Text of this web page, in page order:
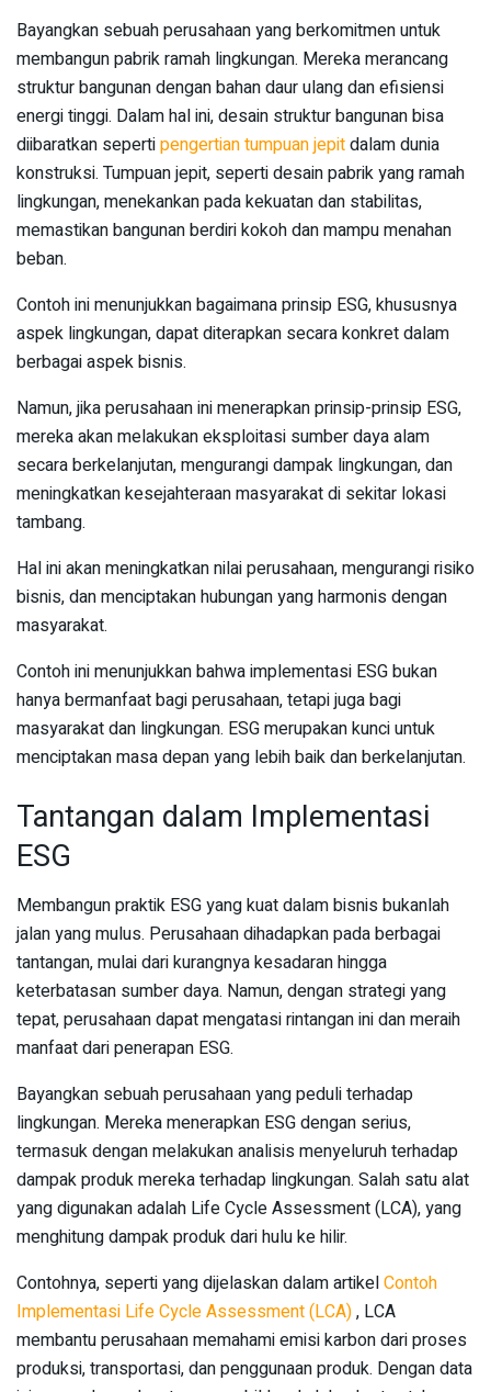
Bayangkan sebuah perusahaan yang berkomitmen untuk
membangun pabrik ramah lingkungan. Mereka merancang
struktur bangunan dengan bahan daur ulang dan efisiensi
energi tinggi. Dalam hal ini, desain struktur bangunan bisa
diibaratkan sepertipengertian tumpuan jepitdalam dunia
konstruksi. Tumpuan jepit, seperti desain pabrik yang ramah
lingkungan, menekankan pada kekuatan dan stabilitas,
memastikan bangunan berdiri kokoh dan mampu menahan
beban.
Contoh ini menunjukkan bagaimana prinsip ESG, khususnya
aspek lingkungan, dapat diterapkan secara konkret dalam
berbagai aspek bisnis.
Namun, jika perusahaan ini menerapkan prinsip-prinsip ESG,
mereka akan melakukan eksploitasi sumber daya alam
secara berkelanjutan, mengurangi dampak lingkungan, dan
meningkatkan kesejahteraan masyarakat di sekitar lokasi
tambang.
Hal ini akan meningkatkan nilai perusahaan, mengurangi risiko
bisnis, dan menciptakan hubungan yang harmonis dengan
masyarakat.
Contoh ini menunjukkan bahwa implementasi ESG bukan
hanya bermanfaat bagi perusahaan, tetapi juga bagi
masyarakat dan lingkungan. ESG merupakan kunci untuk
menciptakan masa depan yang lebih baik dan berkelanjutan.
Tantangan dalam Implementasi
ESG
Membangun praktik ESG yang kuat dalam bisnis bukanlah
jalan yang mulus. Perusahaan dihadapkan pada berbagai
tantangan, mulai dari kurangnya kesadaran hingga
keterbatasan sumber daya. Namun, dengan strategi yang
tepat, perusahaan dapat mengatasi rintangan ini dan meraih
manfaat dari penerapan ESG.
Bayangkan sebuah perusahaan yang peduli terhadap
lingkungan. Mereka menerapkan ESG dengan serius,
termasuk dengan melakukan analisis menyeluruh terhadap
dampak produk mereka terhadap lingkungan. Salah satu alat
yang digunakan adalah Life Cycle Assessment (LCA), yang
menghitung dampak produk dari hulu ke hilir.
Contohnya, seperti yang dijelaskan dalam artikelContoh
Implementasi Life Cycle Assessment (LCA), LCA
membantu perusahaan memahami emisi karbon dari proses
produksi, transportasi, dan penggunaan produk. Dengan data